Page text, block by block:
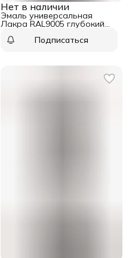
Нет в наличии
Эмаль универсальная
Лакра RAL9005 глубокий
Подписаться